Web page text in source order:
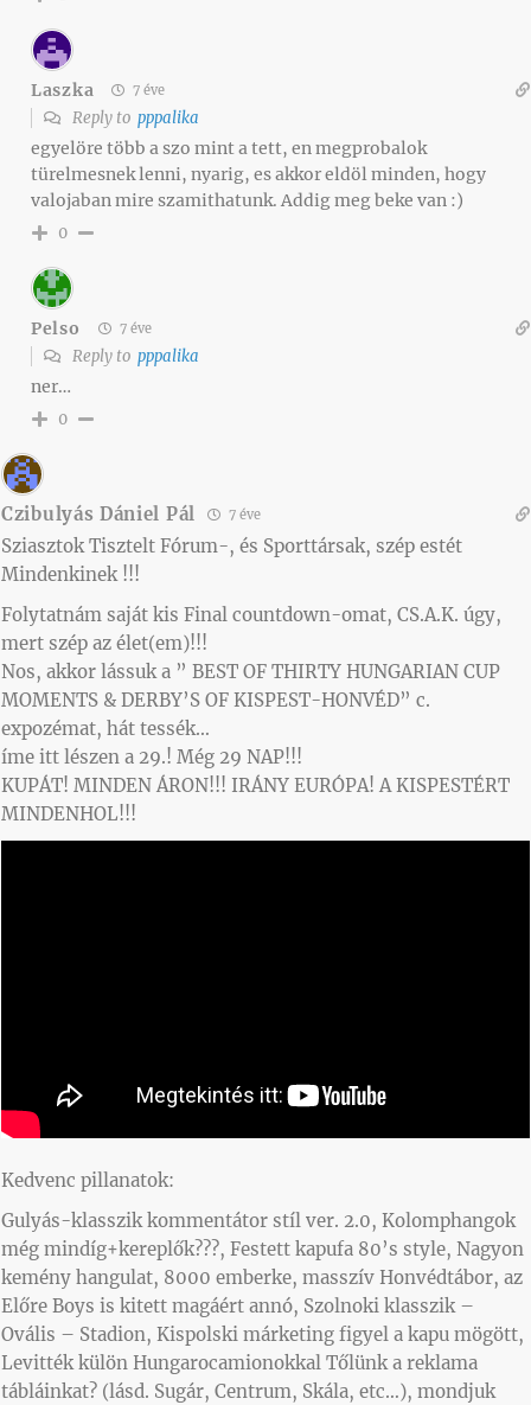
Laszka 7 éve
Reply to pppalika
egyelöre több a szo mint a tett, en megprobalok
türelmesnek lenni, nyarig, es akkor eldöl minden, hogy
valojaban mire szamithatunk. Addig meg beke van :)
0
Pelso 7 éve
Reply to pppalika
ner…
0
Czibulyás Dániel Pál 7 éve
Sziasztok Tisztelt Fórum-, és Sporttársak, szép estét
Mindenkinek !!!
Folytatnám saját kis Final countdown-omat, CS.A.K. úgy,
mert szép az élet(em)!!!
Nos, akkor lássuk a ” BEST OF THIRTY HUNGARIAN CUP
MOMENTS & DERBY’S OF KISPEST-HONVÉD” c.
expozémat, hát tessék…
íme itt lészen a 29.! Még 29 NAP!!!
KUPÁT! MINDEN ÁRON!!! IRÁNY EURÓPA! A KISPESTÉRT
MINDENHOL!!!
Kedvenc pillanatok:
Gulyás-klasszik kommentátor stíl ver. 2.0, Kolomphangok
még mindíg+kereplők???, Festett kapufa 80’s style, Nagyon
kemény hangulat, 8000 emberke, masszív Honvédtábor, az
Előre Boys is kitett magáért annó, Szolnoki klasszik –
Ovális – Stadion, Kispolski márketing figyel a kapu mögött,
Levitték külön Hungarocamionokkal Tőlünk a reklama
tábláinkat? (lásd. Sugár, Centrum, Skála, etc…), mondjuk